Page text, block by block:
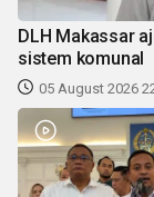
DLH Makassar
sistem komunal
05 August 2026